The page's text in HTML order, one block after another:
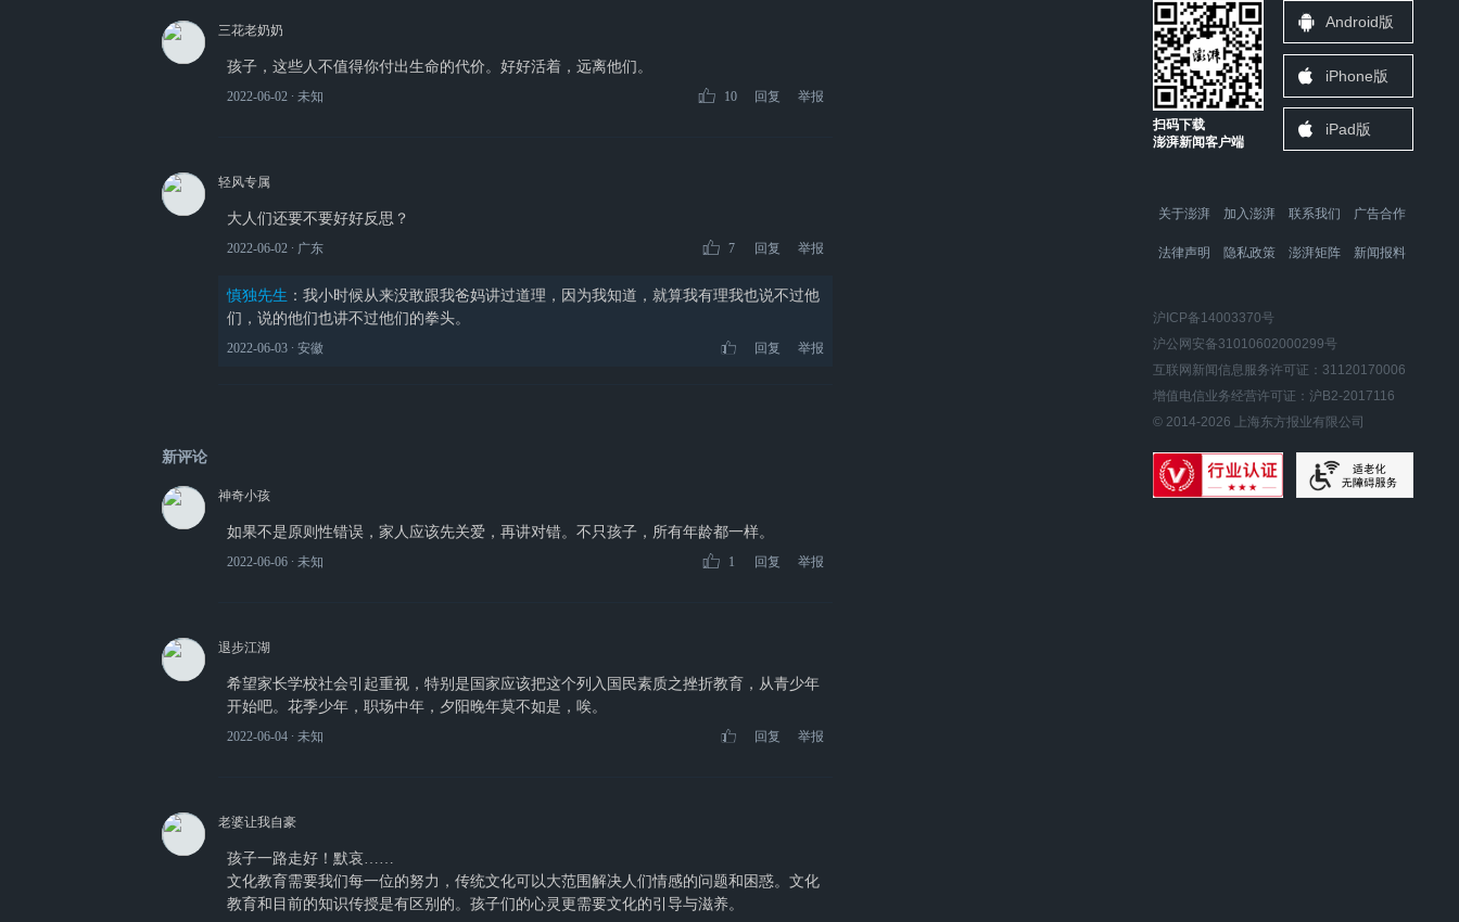
三花老奶奶
孩子，这些人不值得你付出生命的代价。好好活着，远离他们。
2022-06-02 ∙ 未知 10 回复 举报
轻风专属
大人们还要不要好好反思？
2022-06-02 ∙ 广东 7 回复 举报
慎独先生 ： 我小时候从来没敢跟我爸妈讲过道理，因为我知道，就算我有理我也说不过他
们，说的他们也讲不过他们的拳头。
2022-06-03 ∙ 安徽 回复 举报
新评论
神奇小孩
如果不是原则性错误，家人应该先关爱，再讲对错。不只孩子，所有年龄都一样。
2022-06-06 ∙ 未知 1 回复 举报
退步江湖
希望家长学校社会引起重视，特别是国家应该把这个列入国民素质之挫折教育，从青少年
开始吧。花季少年，职场中年，夕阳晚年莫不如是，唉。
2022-06-04 ∙ 未知 回复 举报
老婆让我自豪
孩子一路走好！默哀……
文化教育需要我们每一位的努力，传统文化可以大范围解决人们情感的问题和困惑。文化
教育和目前的知识传授是有区别的。孩子们的心灵更需要文化的引导与滋养。
扫码下载
澎湃新闻客户端
Android版
iPhone版
iPad版
关于澎湃 加入澎湃 联系我们 广告合作
法律声明 隐私政策 澎湃矩阵 新闻报料
沪ICP备14003370号
沪公网安备31010602000299号
互联网新闻信息服务许可证：31120170006
增值电信业务经营许可证：沪B2-2017116
© 2014-2026 上海东方报业有限公司